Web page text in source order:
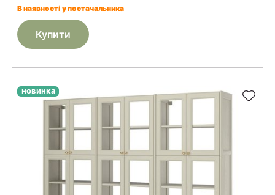
В наявності у постачальника
Купити
новинка